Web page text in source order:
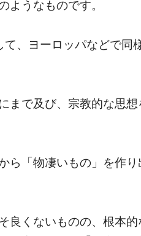
ようなものです。
、ヨーロッパなどで同
で及び、宗教的な思想
ら「物凄いもの」を作り
良くないものの、根本的